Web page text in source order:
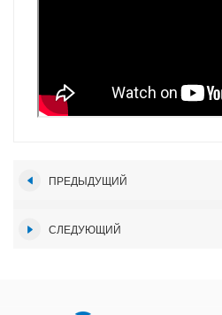
ПРЕДЫДУЩИЙ
СЛЕДУЮЩИЙ